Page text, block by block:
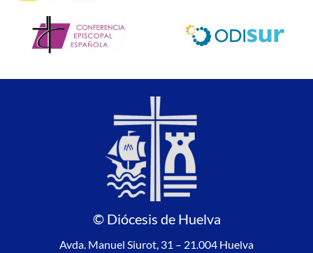
© Diócesis de Huelva
Avda. Manuel Siurot, 31 – 21.004 Huelva